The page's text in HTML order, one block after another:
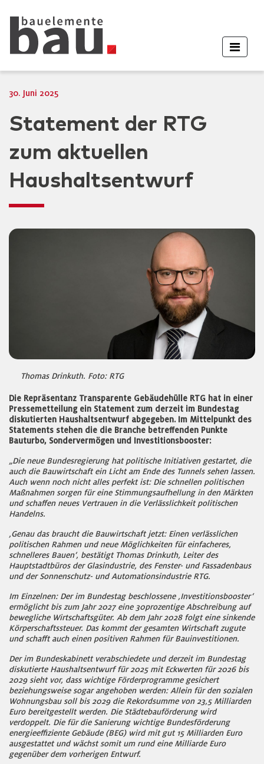
30. Juni 2025
Statement der RTG
zum aktuellen
Haushaltsentwurf
Thomas Drinkuth. Foto: RTG
Die Repräsentanz Transparente Gebäudehülle RTG hat in einer
Pressemetteilung ein Statement zum derzeit im Bundestag
diskutierten Haushaltsentwurf abgegeben. Im Mittelpunkt des
Statements stehen die die Branche betreffenden Punkte
Bauturbo, Sondervermögen und Investitionsbooster:
„Die neue Bundesregierung hat politische Initiativen gestartet, die
auch die Bauwirtschaft ein Licht am Ende des Tunnels sehen lassen.
Auch wenn noch nicht alles perfekt ist: Die schnellen politischen
Maßnahmen sorgen für eine Stimmungsaufhellung in den Märkten
und schaffen neues Vertrauen in die Verlässlichkeit politischen
Handelns.
‚Genau das braucht die Bauwirtschaft jetzt: Einen verlässlichen
politischen Rahmen und neue Möglichkeiten für einfacheres,
schnelleres Bauen‘, bestätigt Thomas Drinkuth, Leiter des
Hauptstadtbüros der Glasindustrie, des Fenster- und Fassadenbaus
und der Sonnenschutz- und Automationsindustrie RTG.
Im Einzelnen: Der im Bundestag beschlossene ‚Investitionsbooster‘
ermöglicht bis zum Jahr 2027 eine 30prozentige Abschreibung auf
bewegliche Wirtschaftsgüter. Ab dem Jahr 2028 folgt eine sinkende
Körperschaftssteuer. Das kommt der gesamten Wirtschaft zugute
und schafft auch einen positiven Rahmen für Bauinvestitionen.
Der im Bundeskabinett verabschiedete und derzeit im Bundestag
diskutierte Haushaltsentwurf für 2025 mit Eckwerten für 2026 bis
2029 sieht vor, dass wichtige Förderprogramme gesichert
beziehungsweise sogar angehoben werden: Allein für den sozialen
Wohnungsbau soll bis 2029 die Rekordsumme von 23,5 Milliarden
Euro bereitgestellt werden. Die Städtebauförderung wird
verdoppelt. Die für die Sanierung wichtige Bundesförderung
energieeffiziente Gebäude (BEG) wird mit gut 15 Milliarden Euro
ausgestattet und wächst somit um rund eine Milliarde Euro
gegenüber dem vorherigen Entwurf.